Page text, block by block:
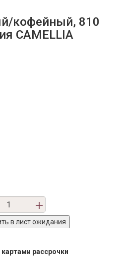
кофейный, 810
CAMELLIA
рассрочки